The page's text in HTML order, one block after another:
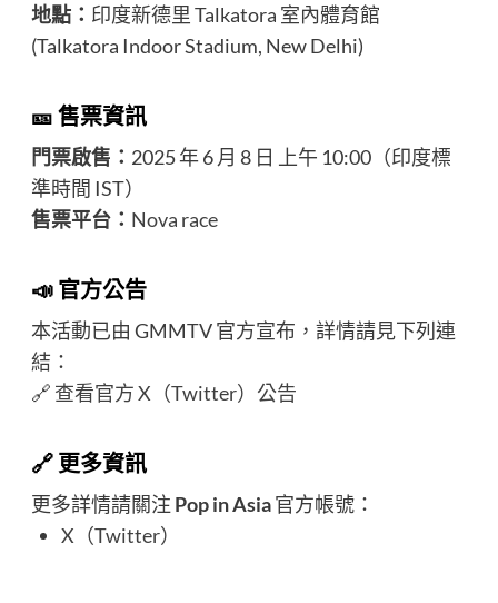
地點： 印度新德里 Talkatora 室內體育館
(Talkatora Indoor Stadium, New Delhi)
🎫 售票資訊
門票啟售： 2025 年 6 月 8 日 上午 10:00（印度標
準時間 IST）
售票平台： Nova race
📣 官方公告
本活動已由 GMMTV 官方宣布，詳情請見下列連
結：
🔗 查看官方 X（Twitter）公告
🔗 更多資訊
更多詳情請關注 Pop in Asia官方帳號：
X（Twitter）